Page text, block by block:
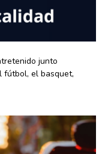
junto
fútbol, el basquet,